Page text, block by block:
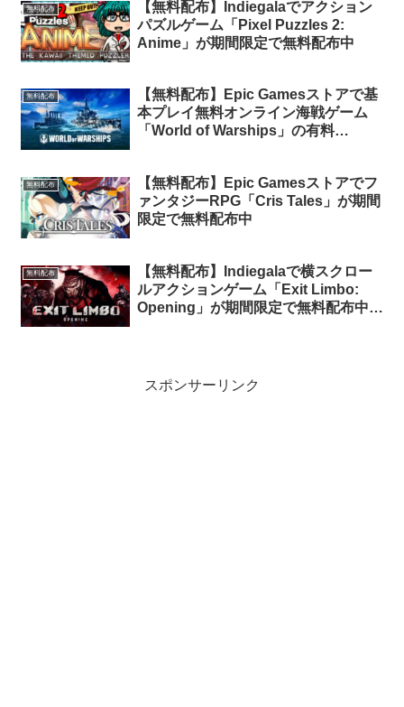
無料配布
【無料配布】Indiegalaでアクション
パズルゲーム「Pixel Puzzles 2:
Anime」が期間限定で無料配布中
無料配布
【無料配布】Epic Gamesストアで基
本プレイ無料オンライン海戦ゲーム
「World of Warships」の有料
無料配布
【無料配布】Epic Gamesストアでフ
ァンタジーRPG「Cris Tales」が期間
限定で無料配布中
無料配布
【無料配布】Indiegalaで横スクロー
ルアクションゲーム「Exit Limbo:
Opening」が期間限定で無料配布中
スポンサーリンク